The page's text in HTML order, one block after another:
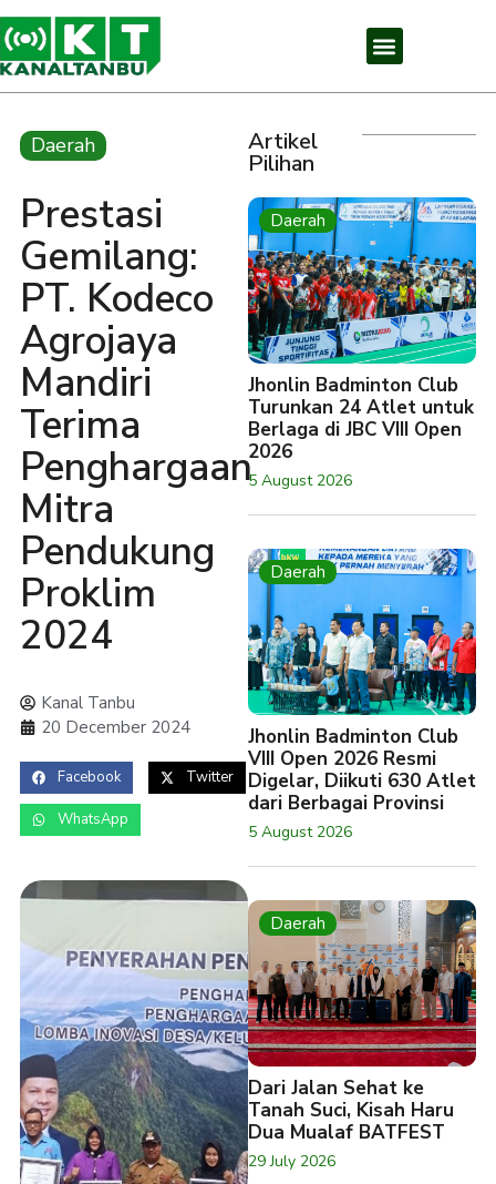
Daerah
Prestasi
Gemilang:
PT. Kodeco
Agrojaya
Mandiri
Terima
Penghargaan
Mitra
Pendukung
Proklim
2024
Kanal Tanbu
20 December 2024
Facebook Twitter
WhatsApp
Artikel
Pilihan
Daerah
Jhonlin Badminton Club
Turunkan 24 Atlet untuk
Berlaga di JBC VIII Open
2026
5 August 2026
Daerah
Jhonlin Badminton Club
VIII Open 2026 Resmi
Digelar, Diikuti 630 Atlet
dari Berbagai Provinsi
5 August 2026
Daerah
Dari Jalan Sehat ke
Tanah Suci, Kisah Haru
Dua Mualaf BATFEST
29 July 2026